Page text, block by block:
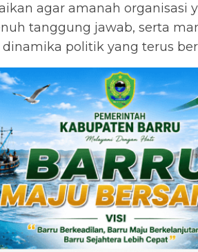
agar amanah organisasi
tanggung jawab, serta
politik yang terus